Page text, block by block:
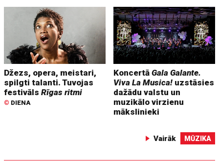
Džezs, opera, meistari,
spilgti talanti. Tuvojas
festivālsRīgas ritmi
© DIENA
KoncertāGala Galante.
Viva La Musica! uzstāsies
dažādu valstu un
muzikālo virzienu
mākslinieki
Vairāk MŪZIKA